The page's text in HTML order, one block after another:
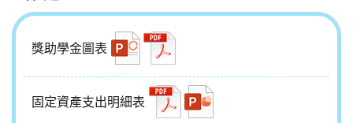
獎助學金圖表
固定資產支出明細表